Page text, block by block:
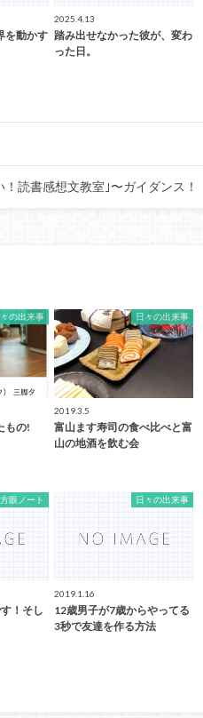
を動かす
2025.4.13
踏み出せなかった彼が、変わ
った日。
読書感想文教室｣〜ガイダンス！
の出来事
もの!
日々の出来事
2019.3.5
富山ます寿司の食べ比べと富
山の地酒を飲む会
方眼ノート
！そし
日々の出来事
2019.1.16
12歳男子が7歳からやってる
3秒で友達を作る方法